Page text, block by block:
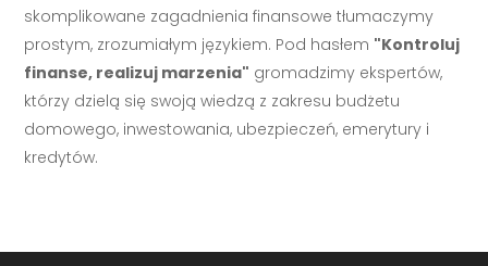
skomplikowane zagadnienia finansowe tłumaczymy
prostym, zrozumiałym językiem. Pod hasłem "Kontroluj
finanse, realizuj marzenia" gromadzimy ekspertów,
którzy dzielą się swoją wiedzą z zakresu budżetu
domowego, inwestowania, ubezpieczeń, emerytury i
kredytów.